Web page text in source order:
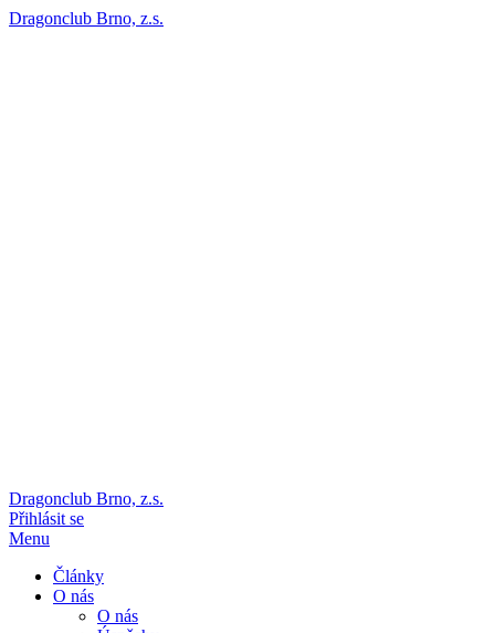
Dragonclub Brno, z.s.
Dragonclub Brno, z.s.
Přihlásit se
Menu
Články
O nás
O nás